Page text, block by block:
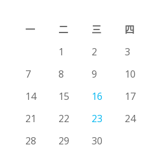
一
二 三 四
1
2 3
7
8 9 10
14
15 16 17
21
22 23 24
28
29 30